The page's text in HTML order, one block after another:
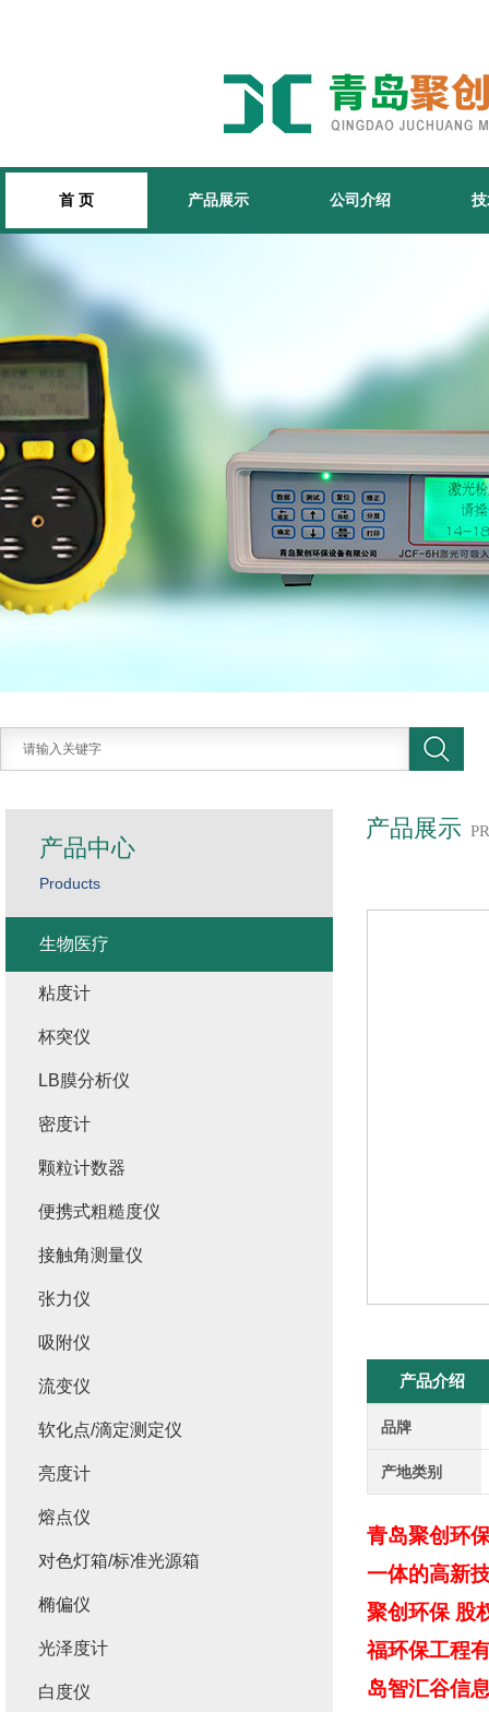
首 页 产品展示 公司介绍
产品展示
产品介绍
品牌
产地类别
青岛聚创环
一体的高新
聚创环保 股
福环保工程
岛智汇谷信
产品中心
Products
生物医疗
粘度计
杯突仪
LB膜分析仪
密度计
颗粒计数器
便携式粗糙度仪
接触角测量仪
张力仪
吸附仪
流变仪
软化点/滴定测定仪
亮度计
熔点仪
对色灯箱/标准光源箱
椭偏仪
光泽度计
白度仪